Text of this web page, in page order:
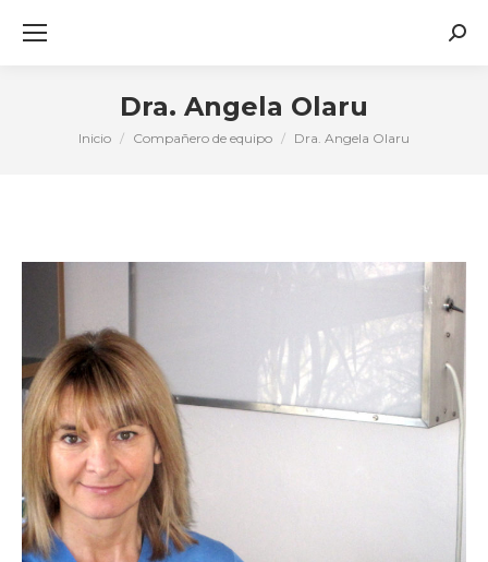
Dra. Angela Olaru
Estás aquí:
Inicio Compañero de equipo Dra. Angela Olaru